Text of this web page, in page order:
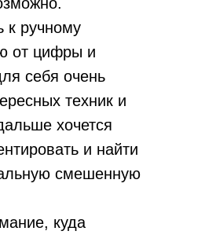
к ручному
от цифры и
себя очень
техник и
хочется
и найти
смешенную
куда